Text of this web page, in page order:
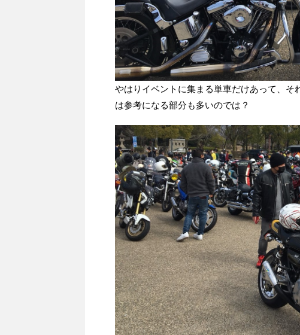
やはりイベントに集まる単車だけあって、
は参考になる部分も多いのでは？